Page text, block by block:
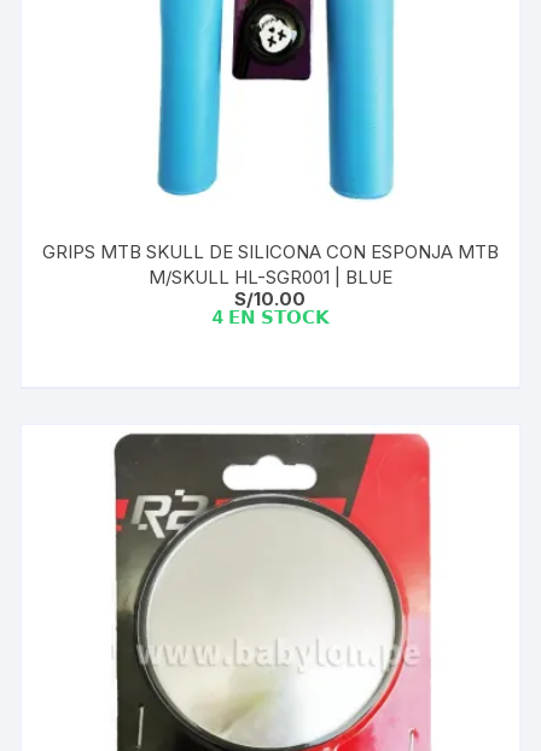
GRIPS MTB SKULL DE SILICONA CON ESPONJA MTB
M/SKULL HL-SGR001 | BLUE
S/10.00
4 𝗘𝗡 𝗦𝗧𝗢𝗖𝗞